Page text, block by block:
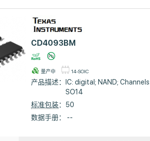
CD4093BM
量产中 14-SOIC
产品描述：
IC: digital; NAND;
SO14
标准包装：50
数据手册： --